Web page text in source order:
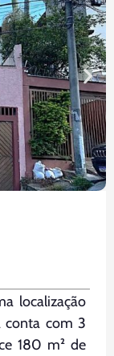
localização
conta com 3
180 m² de